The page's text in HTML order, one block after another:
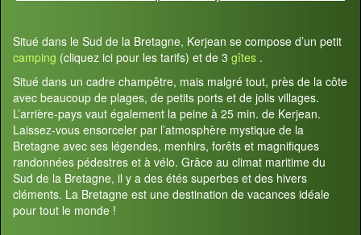
Situé dans le Sud de la Bretagne, Kerjean se compose d’un petit
camping (cliquez ici pour les tarifs) et de 3 gîtes .
Situé dans un cadre champêtre, mais malgré tout, près de la côte
avec beaucoup de plages, de petits ports et de jolis villages.
L’arrière-pays vaut également la peine à 25 min. de Kerjean.
Laissez-vous ensorceler par l’atmosphère mystique de la
Bretagne avec ses légendes, menhirs, forêts et magnifiques
randonnées pédestres et à vélo. Grâce au climat maritime du
Sud de la Bretagne, il y a des étés superbes et des hivers
cléments. La Bretagne est une destination de vacances idéale
pour tout le monde !